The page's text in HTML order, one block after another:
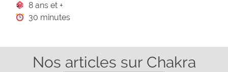
8 ans et +
30 minutes
Nos articles sur Chakra